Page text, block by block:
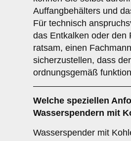
Auffangbehälters und
Für technisch
das Entkalken oder den
ratsam, einen
sicherzustellen, dass
ordnungsgemäß
Welche speziellen
Wasserspendern mit
Wasserspender mit